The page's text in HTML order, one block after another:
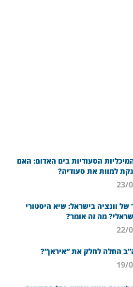
הסעודיות בים האדום: האם
למוות את סעודיה?
של וונציה בישראל: שיא היסטורי
מה זה אומר?
החלה לחלק את “איראן”?